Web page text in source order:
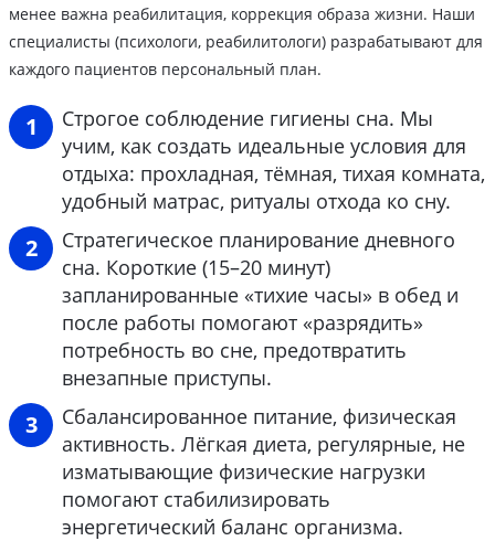
менее важна реабилитация, коррекция образа жизни. Наши
специалисты (психологи, реабилитологи) разрабатывают для
каждого пациентов персональный план.
Строгое соблюдение гигиены сна. Мы
учим, как создать идеальные условия для
отдыха: прохладная, тёмная, тихая комната,
удобный матрас, ритуалы отхода ко сну.
Стратегическое планирование дневного
сна. Короткие (15–20 минут)
запланированные «тихие часы» в обед и
после работы помогают «разрядить»
потребность во сне, предотвратить
внезапные приступы.
Сбалансированное питание, физическая
активность. Лёгкая диета, регулярные, не
изматывающие физические нагрузки
помогают стабилизировать
энергетический баланс организма.